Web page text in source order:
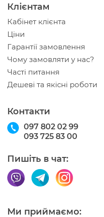
Клієнтам
Кабінет клієнта
Ціни
Гарантії замовлення
Чому замовляти у нас?
Часті питання
Дешеві та якісні роботи
Контакти
097 802 02 99
093 725 83 00
Пишіть в чат:
Ми приймаємо: